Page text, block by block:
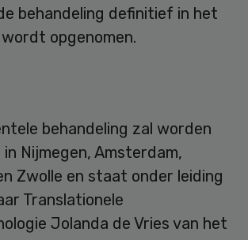
behandeling definitief in het
opgenomen.
behandeling zal worden
Nijmegen, Amsterdam,
Zwolle en staat onder leiding
Translationele
Jolanda de Vries van het